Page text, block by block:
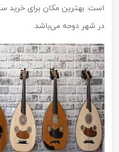
است. بهترین مکان برای خرید
در شهر دوحه می‌باشد.